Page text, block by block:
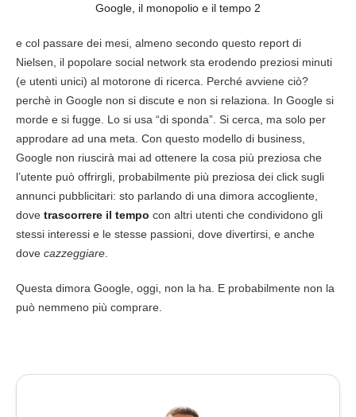
Google, il monopolio e il tempo 2
e col passare dei mesi, almeno secondo questo report di
Nielsen, il popolare social network sta erodendo preziosi minuti
(e utenti unici) al motorone di ricerca. Perché avviene ciò?
perchè in Google non si discute e non si relaziona. In Google si
morde e si fugge. Lo si usa “di sponda”. Si cerca, ma solo per
approdare ad una meta. Con questo modello di business,
Google non riuscirà mai ad ottenere la cosa più preziosa che
l’utente può offrirgli, probabilmente più preziosa dei click sugli
annunci pubblicitari: sto parlando di una dimora accogliente,
dove trascorrere il tempo con altri utenti che condividono gli
stessi interessi e le stesse passioni, dove divertirsi, e anche
dove cazzeggiare
Questa dimora Google , oggi, non la ha. E probabilmente non la
può nemmeno più comprare.